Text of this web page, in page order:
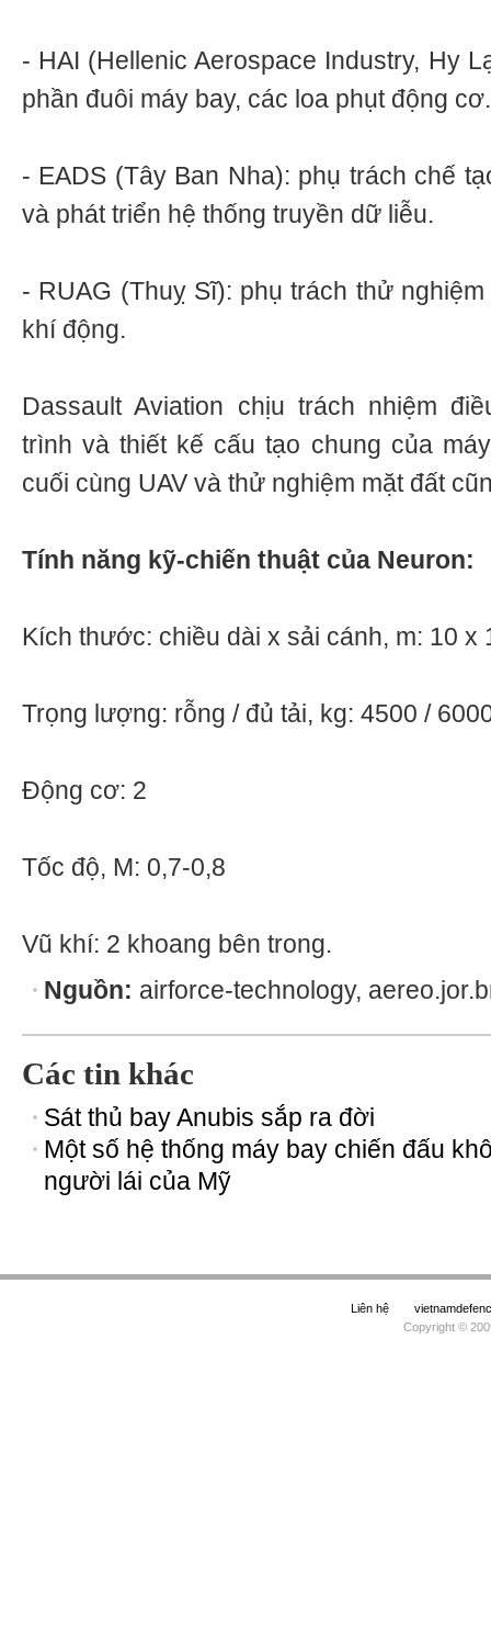
- HAI (Hellenic Aerospace Industry, Hy
phần đuôi máy bay, các loa phụt động cơ.
- EADS (Tây Ban Nha): phụ trách chế
và phát triển hệ thống truyền dữ liễu.
- RUAG (Thuỵ Sĩ): phụ trách thử
khí động.
Dassault Aviation chịu trách nhiệm
trình và thiết kế cấu tạo chung của
cuối cùng UAV và thử nghiệm mặt đất
Tính năng kỹ-chiến thuật của Neuron:
Kích thước: chiều dài x sải cánh, m: 10 x
Trọng lượng: rỗng / đủ tải, kg: 4500 /
Động cơ: 2
Tốc độ, M: 0,7-0,8
Vũ khí: 2 khoang bên trong.
Nguồn: airforce-technology,
Các tin khác
Sát thủ bay Anubis sắp ra đời
Một số hệ thống máy bay chiến đấu
người lái của Mỹ
Liên hệ
Copyright ©